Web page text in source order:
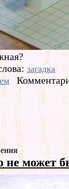
загадка
не может